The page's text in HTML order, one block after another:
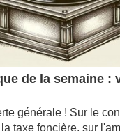
de la semaine :
générale ! Sur le